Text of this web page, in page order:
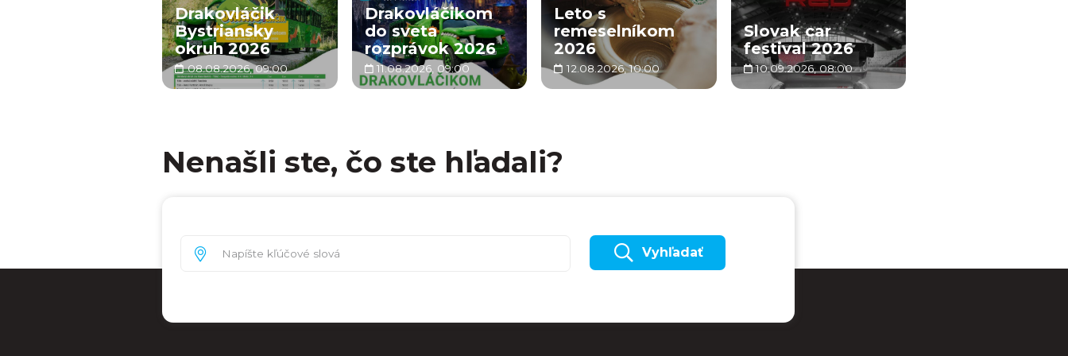
Drakovláčik
Bystriansky
okruh 2026
08.08.2026, 09:00
Drakovláčikom
do sveta
rozprávok 2026
11.08.2026, 09:00
Leto s
remeselníkom
2026
12.08.2026, 10:00
Slovak car
festival 2026
10.09.2026, 08:00
Nenašli ste, čo ste hľadali?
Vyhľadať